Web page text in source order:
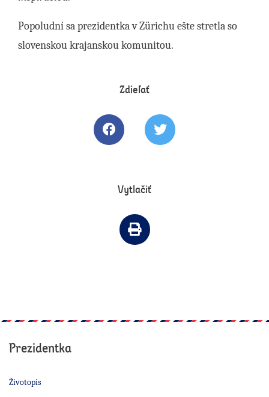
Popoludní sa prezidentka v Zürichu ešte stretla so
slovenskou krajanskou komunitou.
Zdieľať
Zdielať článok na Facebooku
Tweetovať článok
Vytlačiť
Vytlačiť článok
Prezidentka
Životopis